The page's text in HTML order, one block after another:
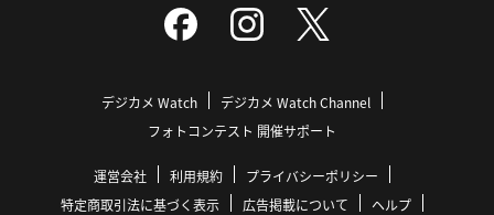
デジカメ Watch
デジカメ Watch Channel
フォトコンテスト 開催サポート
運営会社 利用規約
プライバシーポリシー
特定商取引法に基づく表示
広告掲載について ヘルプ